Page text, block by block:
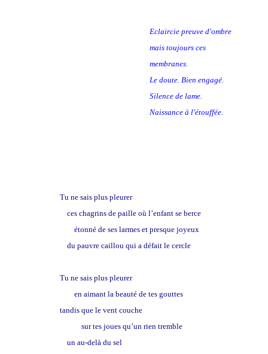
Eclaircie preuve d'ombre
mais toujours ces
membranes.
Le doute. Bien engagé.
Silence de lame.
Naissance à l'étouffée.
Tu ne sais plus pleurer
ces chagrins de paille où l’enfant se berce
étonné de ses larmes et presque joyeux
du pauvre caillou qui a défait le cercle
Tu ne sais plus pleurer
en aimant la beauté de tes gouttes
tandis que le vent couche
sur tes joues qu’un rien tremble
un au-delà du sel